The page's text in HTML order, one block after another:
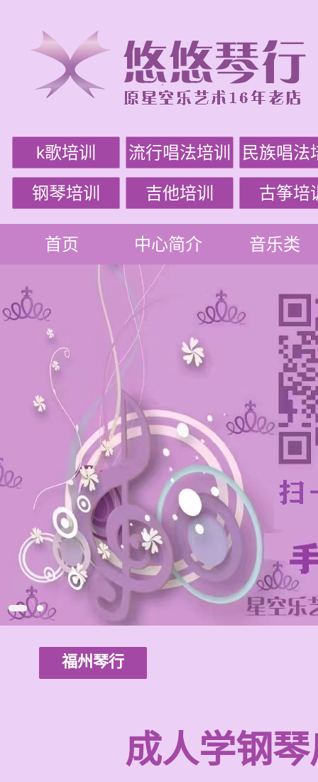
k歌培训 流行唱法培训 民族唱法
钢琴培训 吉他培训 古筝培
首页 中心简介 音乐类
福州琴行
成人学钢